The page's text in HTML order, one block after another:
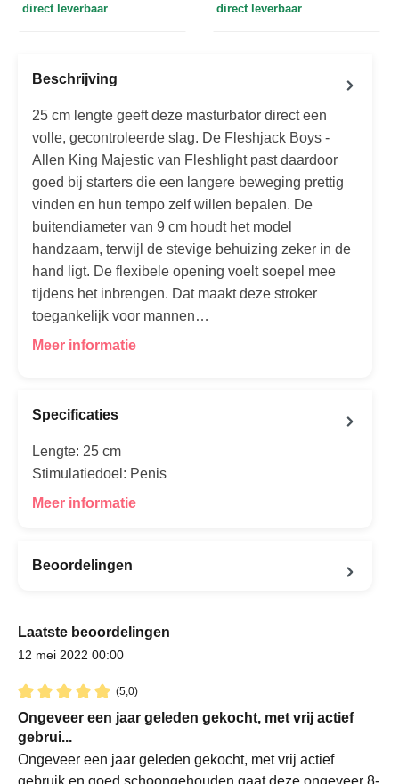
direct leverbaar direct leverbaar
Beschrijving
25 cm lengte geeft deze masturbator direct een
volle, gecontroleerde slag. De Fleshjack Boys -
Allen King Majestic van Fleshlight past daardoor
goed bij starters die een langere beweging prettig
vinden en hun tempo zelf willen bepalen. De
buitendiameter van 9 cm houdt het model
handzaam, terwijl de stevige behuizing zeker in de
hand ligt. De flexibele opening voelt soepel mee
tijdens het inbrengen. Dat maakt deze stroker
toegankelijk voor mannen…
Meer informatie
Specificaties
Lengte: 25 cm
Stimulatiedoel: Penis
Meer informatie
Beoordelingen
Laatste beoordelingen
12 mei 2022 00:00
(5,0)
Recensie met een waardering van 5 van de 5 sterren
Ongeveer een jaar geleden gekocht, met vrij actief
gebrui...
Ongeveer een jaar geleden gekocht, met vrij actief
gebruik en goed schoongehouden gaat deze ongeveer 8-